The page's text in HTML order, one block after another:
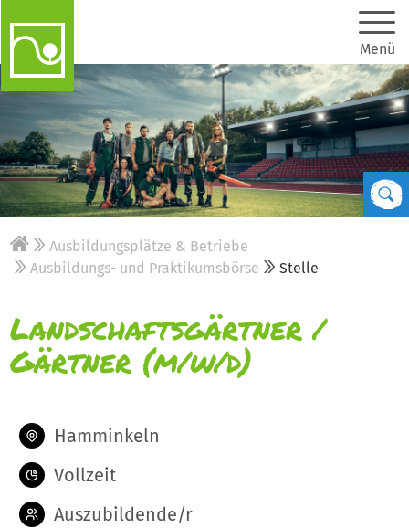
Menü
Ausbildungsplätze & Betriebe
Ausbildungs- und Praktikumsbörse
Stelle
Landschaftsgärtner /
Gärtner (m/w/d)
Hamminkeln
Vollzeit
Auszubildende/r